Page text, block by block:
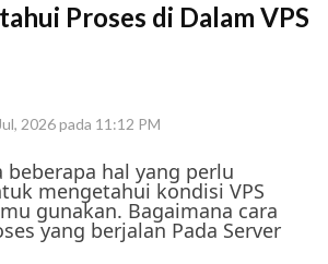
Proses di Dalam VPS
2026 pada 11:12 PM
beberapa hal yang perlu
mengetahui kondisi VPS
gunakan. Bagaimana cara
yang berjalan Pada Server